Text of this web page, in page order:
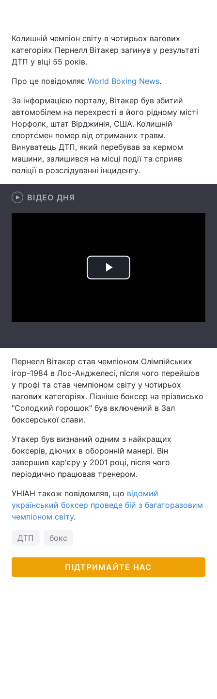
Головна
Україна Політика
Економіка
Спорт Наука
Техно і зв'язок Лайт
Зброя
Регіони
Контакти
Послуги
Тема оформлення
Колишній чемпіон світу в чотирьох вагових
категоріях Пернелл Вітакер загинув у результаті
ДТП у віці 55 років.
Про це повідомляє World Boxing News.
За інформацією порталу, Вітакер був збитий
автомобілем на перехресті в його рідному місті
Норфолк, штат Вірджинія, США. Колишній
спортсмен помер від отриманих травм.
Винуватець ДТП, який перебував за кермом
машини, залишився на місці події та сприяв
поліції в розслідуванні інциденту.
ВІДЕО ДНЯ
Play
Пернелл Вітакер став чемпіоном Олімпійських
ігор-1984 в Лос-Анджелесі, після чого перейшов
у профі та став чемпіоном світу у чотирьох
вагових категоріях. Пізніше боксер на прізвисько
"Солодкий горошок" був включений в Зал
боксерської слави.
Утакер був визнаний одним з найкращих
боксерів, діючих в оборонній манері. Він
завершив кар'єру у 2001 році, після чого
періодично працював тренером.
УНІАН також повідомляв, що відомий
український боксер проведе бій з багаторазовим
чемпіоном світу.
ДТП бокс
ПІДТРИМАЙТЕ НАС